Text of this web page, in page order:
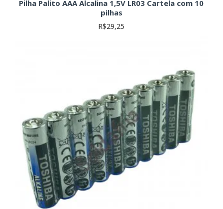
Pilha Palito AAA Alcalina 1,5V LR03 Cartela com 10
pilhas
R$29,25